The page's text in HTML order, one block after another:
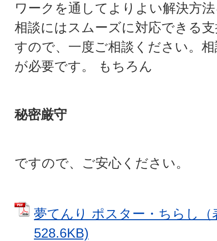
ワークを通してよりよい解決方
相談にはスムーズに対応できる
すので、一度ご相談ください。
が必要です。 もちろん
秘密厳守
ですので、ご安心ください。
夢てんり ポスター・ちらし
528.6KB)